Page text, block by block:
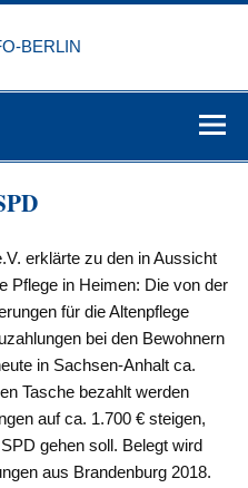
erklärte zu den in Aussicht
Pflege in Heimen: Die von der
für die Altenpflege
bei den Bewohnern
in Sachsen-Anhalt ca.
Tasche bezahlt werden
auf ca. 1.700 € steigen,
gehen soll. Belegt wird
aus Brandenburg 2018.